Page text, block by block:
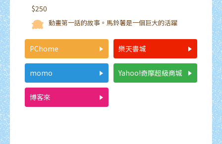
$250
動畫第一話的故事。馬鈴薯是一個巨大的活躍
PChome 樂天書城
momo Yahoo!奇摩超級商城
博客來